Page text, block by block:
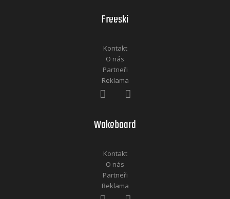
Freeski
Kontakt
O nás
Partneři
Reklama
Wakeboard
Kontakt
O nás
Partneři
Reklama